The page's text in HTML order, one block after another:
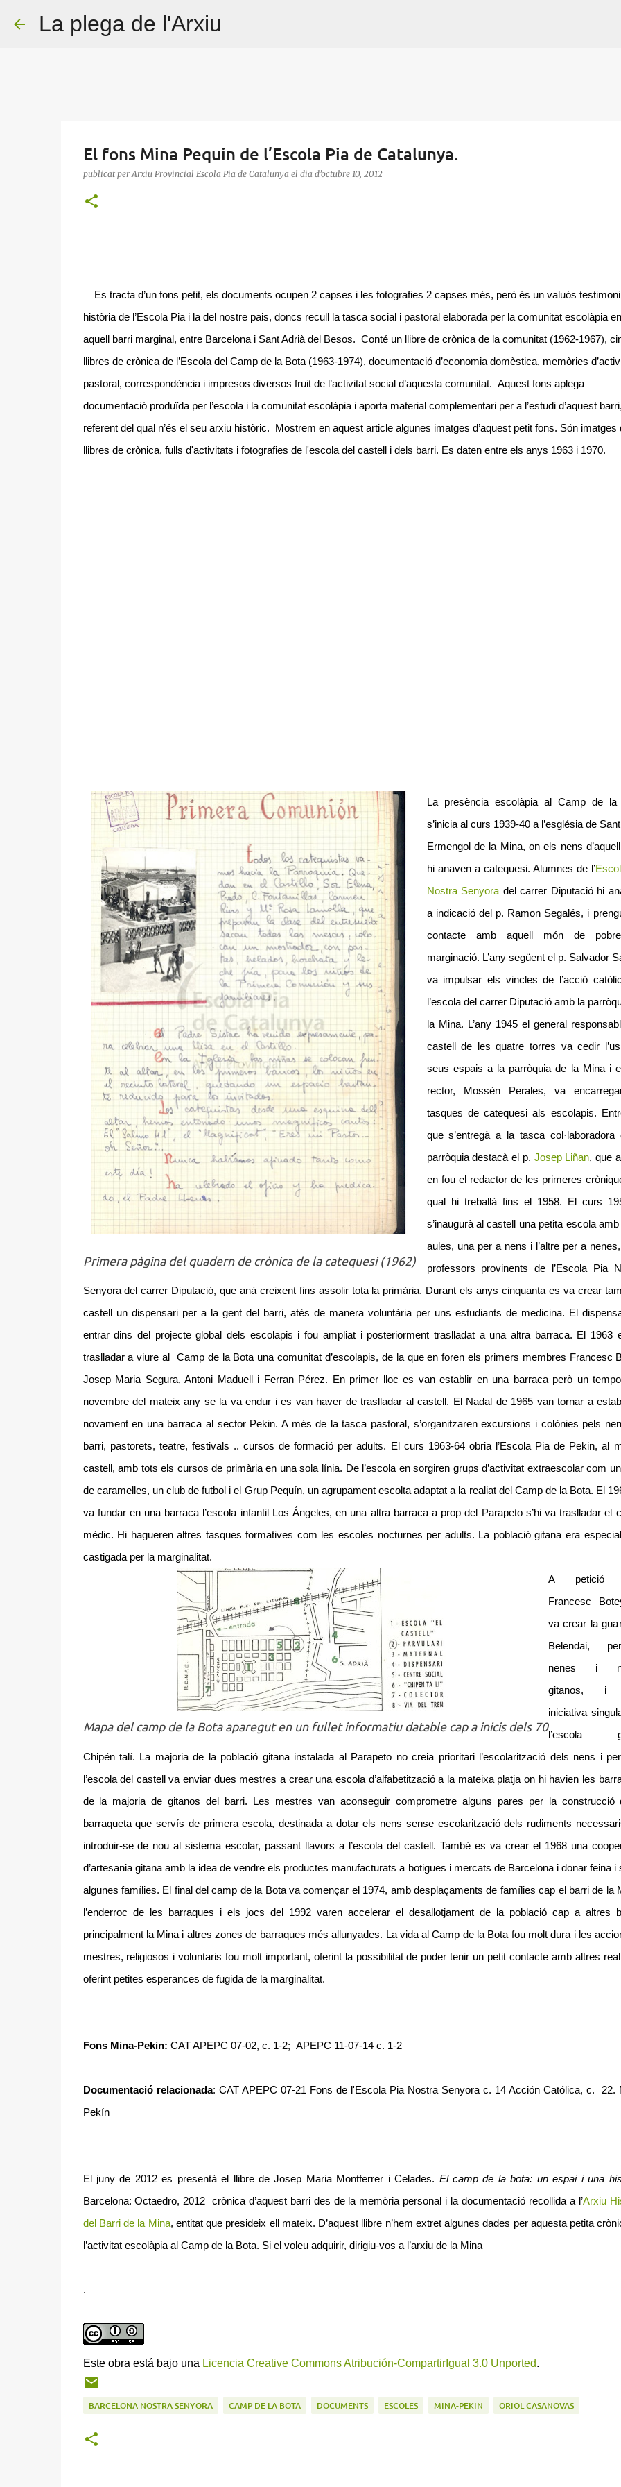
La plega de l'Arxiu
El fons Mina Pequin de l’Escola Pia de Catalunya.
publicat perArxiu Provincial Escola Pia de Catalunya el dia d’octubre 10, 2012
Es tracta d’un fons petit, els documents ocupen 2 capses i les fotografies 2 capses més, però és un valuós
història de l’Escola Pia i la del nostre pais, doncs recull la tasca social i pastoral elaborada per la comunitat escolàpia en
aquell barri marginal, entre Barcelona i Sant Adrià del Besos. Conté un llibre de crònica de la comunitat (1962-1967),
llibres de crònica de l’Escola del Camp de la Bota (1963-1974), documentació d’economia domèstica, memòries
pastoral, correspondència i impresos diversos fruit de l’activitat social d’aquesta comunitat. Aquest fons aplega
documentació produïda per l’escola i la comunitat escolàpia i aporta material complementari per a l’estudi d’aquest
referent del qual n’és el seu arxiu històric. Mostrem en aquest article algunes imatges d’aquest petit fons. Són imatges
llibres de crònica, fulls d'activitats i fotografies de l'escola del castell i dels barri. Es daten entre els anys 1963 i 1970.
Primera pàgina del quadern de crònica de la catequesi (1962)
La presència escolàpia al Camp de la
s’inicia al curs 1939-40 a l’església de
Ermengol de la Mina, on els nens
hi anaven a catequesi. Alumnes de l’
Nostra Senyora del carrer Diputació hi
a indicació del p. Ramon Segalés, i
contacte amb aquell món de
marginació. L’any següent el p. Salvador
va impulsar els vincles de l’acció
l’escola del carrer Diputació amb la
la Mina. L’any 1945 el general
castell de les quatre torres va cedir
seus espais a la parròquia de la Mina i
rector, Mossèn Perales, va
tasques de catequesi als escolapis.
que s’entregà a la tasca col·laboradora
parròquia destacà el p. Josep Liñan, que
en fou el redactor de les primeres
qual hi treballà fins el 1958. El curs
s’inaugurà al castell una petita escola
aules, una per a nens i l’altre per a
professors provinents de l’Escola Pia
Senyora del carrer Diputació, que anà creixent fins assolir tota la primària. Durant els anys cinquanta es va crear
castell un dispensari per a la gent del barri, atès de manera voluntària per uns estudiants de medicina. El
entrar dins del projecte global dels escolapis i fou ampliat i posteriorment traslladat a una altra barraca. El 1963
traslladar a viure al Camp de la Bota una comunitat d’escolapis, de la que en foren els primers membres Francesc
Josep Maria Segura, Antoni Maduell i Ferran Pérez. En primer lloc es van establir en una barraca però un
novembre del mateix any se la va endur i es van haver de traslladar al castell. El Nadal de 1965 van tornar a
novament en una barraca al sector Pekin. A més de la tasca pastoral, s’organitzaren excursions i colònies pels
barri, pastorets, teatre, festivals .. cursos de formació per adults. El curs 1963-64 obria l’Escola Pia de Pekin, al
castell, amb tots els cursos de primària en una sola línia. De l’escola en sorgiren grups d’activitat extraescolar com
de caramelles, un club de futbol i el Grup Pequín, un agrupament escolta adaptat a la realiat del Camp de la Bota. El
va fundar en una barraca l’escola infantil Los Ángeles, en una altra barraca a prop del Parapeto s’hi va traslladar el
mèdic. Hi hagueren altres tasques formatives com les escoles nocturnes per adults. La població gitana era
castigada per la marginalitat.
Mapa del camp de la Bota aparegut en un fullet informatiu datable cap a inicis dels 70
A petició
Francesc
va crear la
Belendai,
nenes i
gitanos, i
iniciativa
l’escola
Chipén talí. La majoria de la població gitana instalada al Parapeto no creia prioritari l’escolarització dels nens i
l’escola del castell va enviar dues mestres a crear una escola d’alfabetització a la mateixa platja on hi havien les
de la majoria de gitanos del barri. Les mestres van aconseguir comprometre alguns pares per la construcció
barraqueta que servís de primera escola, destinada a dotar els nens sense escolarització dels rudiments
introduir-se de nou al sistema escolar, passant llavors a l’escola del castell. També es va crear el 1968 una
d’artesania gitana amb la idea de vendre els productes manufacturats a botigues i mercats de Barcelona i donar feina i
algunes famílies. El final del camp de la Bota va començar el 1974, amb desplaçaments de famílies cap el barri de la
l’enderroc de les barraques i els jocs del 1992 varen accelerar el desallotjament de la població cap a altres
principalment la Mina i altres zones de barraques més allunyades. La vida al Camp de la Bota fou molt dura i les
mestres, religiosos i voluntaris fou molt important, oferint la possibilitat de poder tenir un petit contacte amb altres
oferint petites esperances de fugida de la marginalitat.
Fons Mina-Pekin: CAT APEPC 07-02, c. 1-2; APEPC 11-07-14 c. 1-2
Documentació relacionada: CAT APEPC 07-21 Fons de l'Escola Pia Nostra Senyora c. 14 Acción Católica, c. 22.
Pekín
El juny de 2012 es presentà el llibre deJosep Maria Montferrer i Celades. El camp de la bota: un espai i una
Barcelona: Octaedro, 2012 crònica d’aquest barri des de la memòria personal i la documentació recollida a l’Arxiu
del Barri de la Mina, entitat que presideix ell mateix. D’aquest llibre n’hem extret algunes dades per aquesta petita
l’activitat escolàpia al Camp de la Bota. Si el voleu adquirir, dirigiu-vos a l’arxiu de la Mina
.
Este obra está bajo una Licencia Creative Commons Atribución-CompartirIgual 3.0 Unported.
BARCELONA NOSTRA SENYORA CAMP DE LA BOTA DOCUMENTS ESCOLES MINA-PEKIN ORIOL CASANOVAS